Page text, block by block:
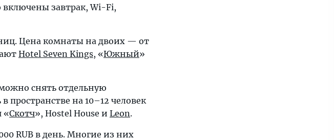
включены завтрак, Wi-Fi,
Цена комнаты на двоих — от
Hotel Seven Kings, «Южный»
снять отдельную
пространстве на 10–12 человек
«Скотч», Hostel House и Leon.
RUB в день. Многие из них